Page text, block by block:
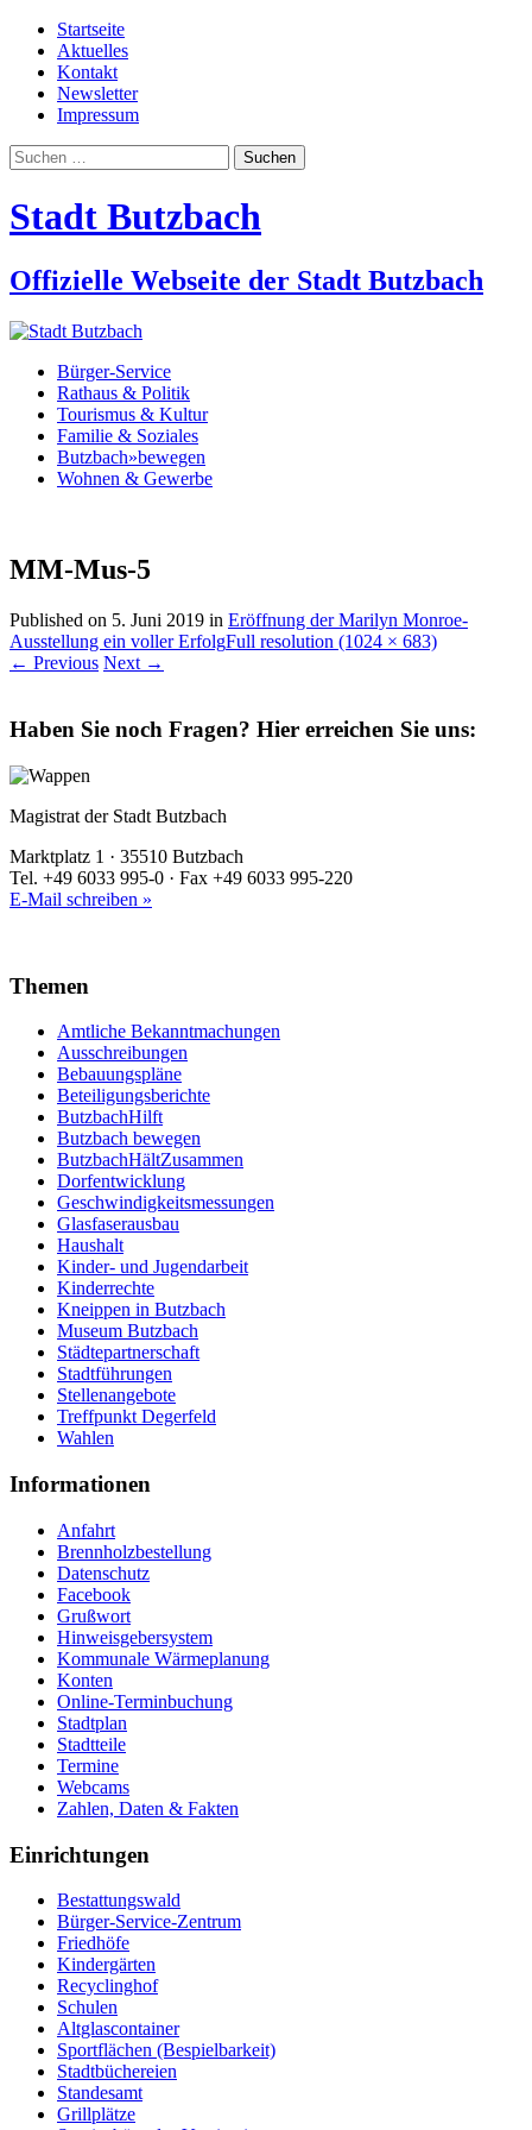
Startseite
Aktuelles
Kontakt
Newsletter
Impressum
Suchen
nach:
Stadt Butzbach
Offizielle Webseite der Stadt Butzbach
Bürger-Service
Rathaus & Politik
Tourismus & Kultur
Familie & Soziales
Butzbach»bewegen
Wohnen & Gewerbe
MM-Mus-5
Published on 5. Juni 2019 in Eröffnung der Marilyn Monroe-
Ausstellung ein voller ErfolgFull resolution (1024 × 683)
← Previous Next →
Haben Sie noch Fragen? Hier erreichen Sie uns:
Magistrat der Stadt Butzbach
Marktplatz 1 · 35510 Butzbach
Tel. +49 6033 995-0 · Fax +49 6033 995-220
E-Mail schreiben »
Themen
Amtliche Bekanntmachungen
Ausschreibungen
Bebauungspläne
Beteiligungsberichte
ButzbachHilft
Butzbach bewegen
ButzbachHältZusammen
Dorfentwicklung
Geschwindigkeitsmessungen
Glasfaserausbau
Haushalt
Kinder- und Jugendarbeit
Kinderrechte
Kneippen in Butzbach
Museum Butzbach
Städtepartnerschaft
Stadtführungen
Stellenangebote
Treffpunkt Degerfeld
Wahlen
Informationen
Anfahrt
Brennholzbestellung
Datenschutz
Facebook
Grußwort
Hinweisgebersystem
Kommunale Wärmeplanung
Konten
Online-Terminbuchung
Stadtplan
Stadtteile
Termine
Webcams
Zahlen, Daten & Fakten
Einrichtungen
Bestattungswald
Bürger-Service-Zentrum
Friedhöfe
Kindergärten
Recyclinghof
Schulen
Altglascontainer
Sportflächen (Bespielbarkeit)
Stadtbüchereien
Standesamt
Grillplätze